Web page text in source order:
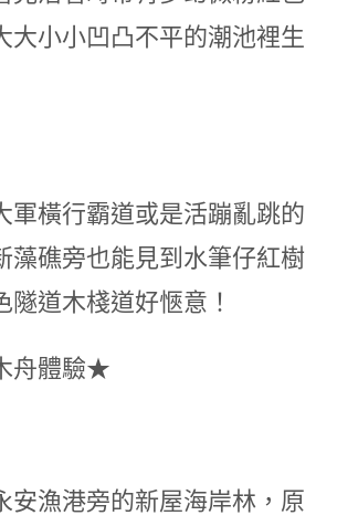
大小小凹凸不平的潮池裡生
軍橫行霸道或是活蹦亂跳的
藻礁旁也能見到水筆仔紅樹
隧道木棧道好愜意！
舟體驗★
安漁港旁的新屋海岸林，原